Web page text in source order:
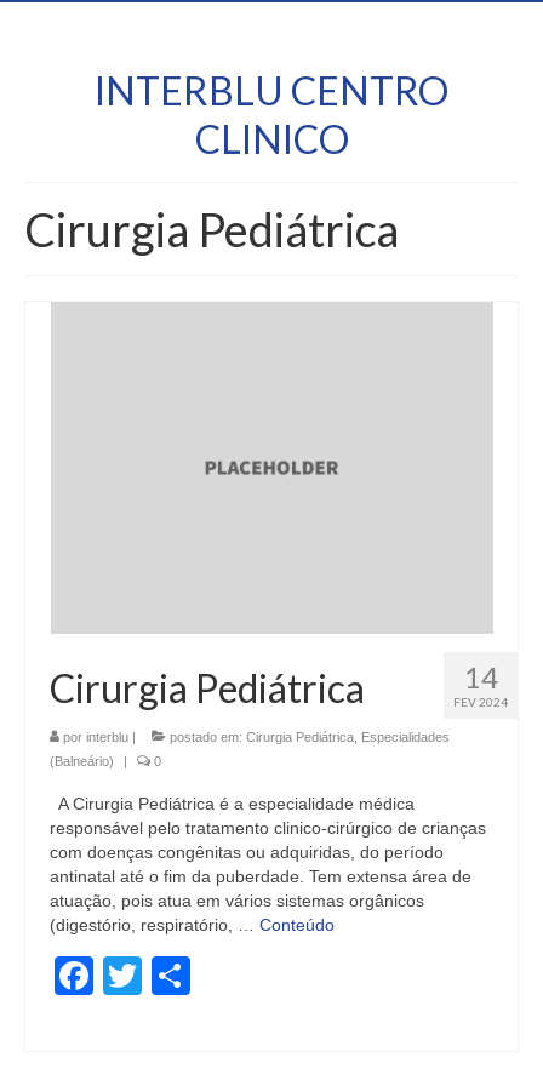
INTERBLU CENTRO
CLINICO
Cirurgia Pediátrica
14
FEV 2024
Cirurgia Pediátrica
por interblu | postado em: Cirurgia Pediátrica Especialidades
(Balneário)
| 0
A Cirurgia Pediátrica é a especialidade médica
responsável pelo tratamento clinico-cirúrgico de crianças
com doenças congênitas ou adquiridas, do período
antinatal até o fim da puberdade. Tem extensa área de
atuação, pois atua em vários sistemas orgânicos
(digestório, respiratório, … Conteúdo
Facebook
Twitter